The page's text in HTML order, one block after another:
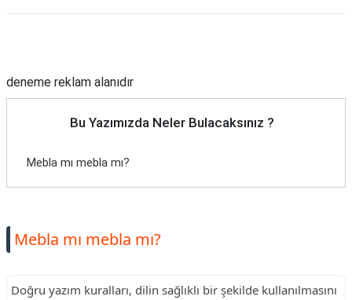
deneme reklam alanıdır
Bu Yazımızda Neler Bulacaksınız ?
Mebla mı mebla mı?
Mebla mı mebla mı?
Doğru yazım kuralları, dilin sağlıklı bir şekilde kullanılmasını